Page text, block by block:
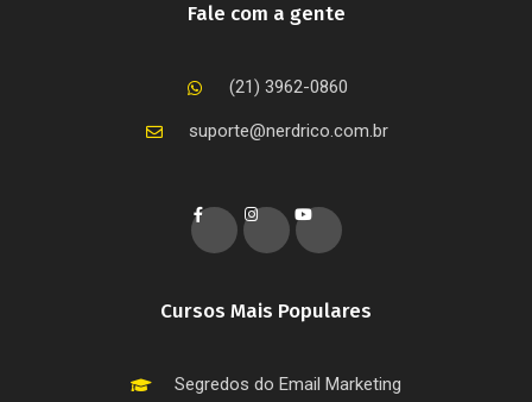
Cursos Mais Populares
Segredos do Email Marketing
Fale com a gente
(21) 3962-0860
suporte@nerdrico.com.br